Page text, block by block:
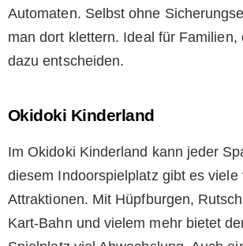
Automaten. Selbst ohne
man dort klettern. Ideal für Familien,
dazu entscheiden.
Okidoki Kinderland
Im Okidoki Kinderland kann jeder
diesem Indoorspielplatz gibt es viele
Attraktionen. Mit Hüpfburgen,
Kart-Bahn und vielem mehr bietet